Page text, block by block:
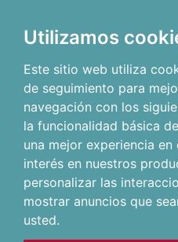
Utilizamos
Este sitio web utiliza
de seguimiento para
navegación con los
la funcionalidad básica
una mejor experiencia
interés en nuestros
personalizar las
mostrar anuncios que
usted.